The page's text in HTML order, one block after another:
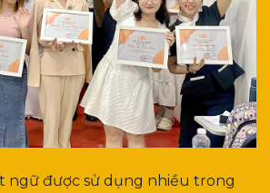
ngữ được sử dụng nhiều trong